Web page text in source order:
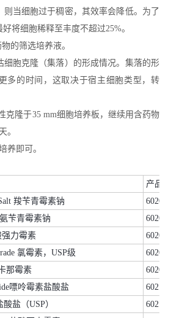
当细胞过于稠密，其效率会降低。为了
将细胞稀释至丰度不超过25%。
的筛选培养液。
细胞克隆（集落）的形成情况。集落的形
多的时间，这取决于宿主细胞类型，转
克隆于35 mm细胞培养板，继续用含药物
。
养即可。
产品
羧苄青霉素钠
苄青霉素钠
强力霉素
氯霉素，USP级
那霉素
嘌呤霉素盐酸盐
盐（USP）